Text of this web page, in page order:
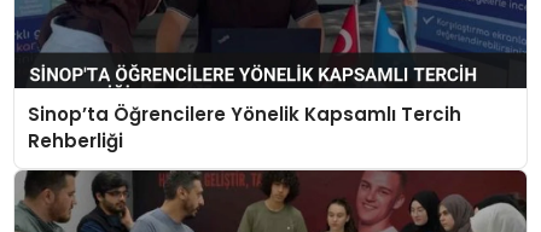
Sinop’ta Öğrencilere Yönelik Kapsamlı Tercih
Rehberliği